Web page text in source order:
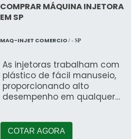
COMPRAR MÁQUINA INJETORA
EM SP
MAQ-INJET COMERCIO / - SP
As injetoras trabalham com
plástico de fácil manuseio,
proporcionando alto
desempenho em qualquer
de mat&eacu
COTAR AGORA